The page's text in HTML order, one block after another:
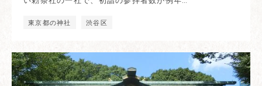
東京都の神社 渋谷区